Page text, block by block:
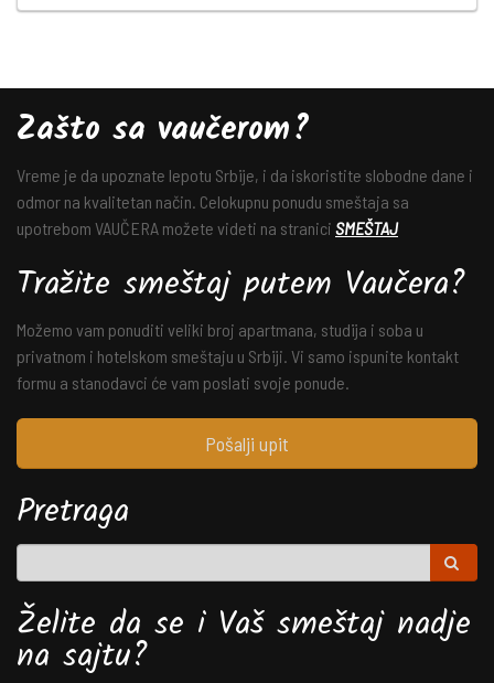
Zašto sa vaučerom?
Vreme je da upoznate lepotu Srbije, i da iskoristite slobodne dane i
odmor na kvalitetan način. Celokupnu ponudu smeštaja sa
upotrebom VAUČERA možete videti na stranici SMEŠTAJ
Tražite smeštaj putem Vaučera?
Možemo vam ponuditi veliki broj apartmana, studija i soba u
privatnom i hotelskom smeštaju u Srbiji. Vi samo ispunite kontakt
formu a stanodavci će vam poslati svoje ponude.
Pošalji upit
Pretraga
Želite da se i Vaš smeštaj nadje
na sajtu?